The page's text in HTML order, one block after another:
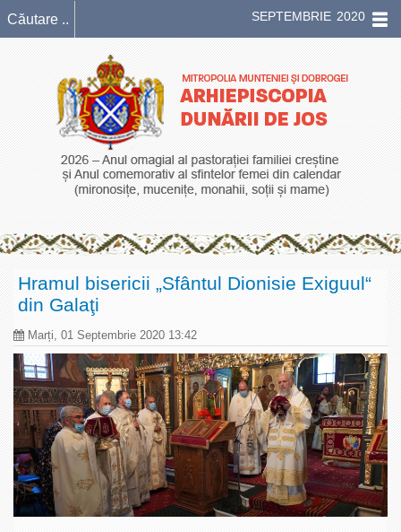
SEPTEMBRIE 2020
Hramul bisericii „Sfântul Dionisie Exiguul“
din Galaţi
Marți, 01 Septembrie 2020 13:42